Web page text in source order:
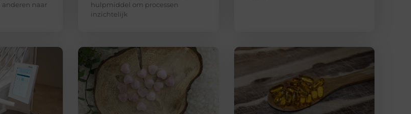
naar
hulpmiddel om processen
inzichtelijk